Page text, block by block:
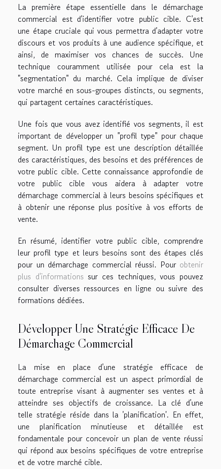
La première étape essentielle dans le démarchage
commercial est d'identifier votre public cible. C'est
une étape cruciale qui vous permettra d'adapter votre
discours et vos produits à une audience spécifique, et
ainsi, de maximiser vos chances de succès. Une
technique couramment utilisée pour cela est la
"segmentation" du marché. Cela implique de diviser
votre marché en sous-groupes distincts, ou segments,
qui partagent certaines caractéristiques.
Une fois que vous avez identifié vos segments, il est
important de développer un "profil type" pour chaque
segment. Un profil type est une description détaillée
des caractéristiques, des besoins et des préférences de
votre public cible. Cette connaissance approfondie de
votre public cible vous aidera à adapter votre
démarchage commercial à leurs besoins spécifiques et
à obtenir une réponse plus positive à vos efforts de
vente.
En résumé, identifier votre public cible, comprendre
leur profil type et leurs besoins sont des étapes clés
pour un démarchage commercial réussi. Pour obtenir
plus d'informations sur ces techniques, vous pouvez
consulter diverses ressources en ligne ou suivre des
formations dédiées.
Développer Une Stratégie Efficace De
Démarchage Commercial
La mise en place d'une stratégie efficace de
démarchage commercial est un aspect primordial de
toute entreprise visant à augmenter ses ventes et à
atteindre ses objectifs de croissance. La clé d'une
telle stratégie réside dans la 'planification'. En effet,
une planification minutieuse et détaillée est
fondamentale pour concevoir un plan de vente réussi
qui répond aux besoins spécifiques de votre entreprise
et de votre marché cible.